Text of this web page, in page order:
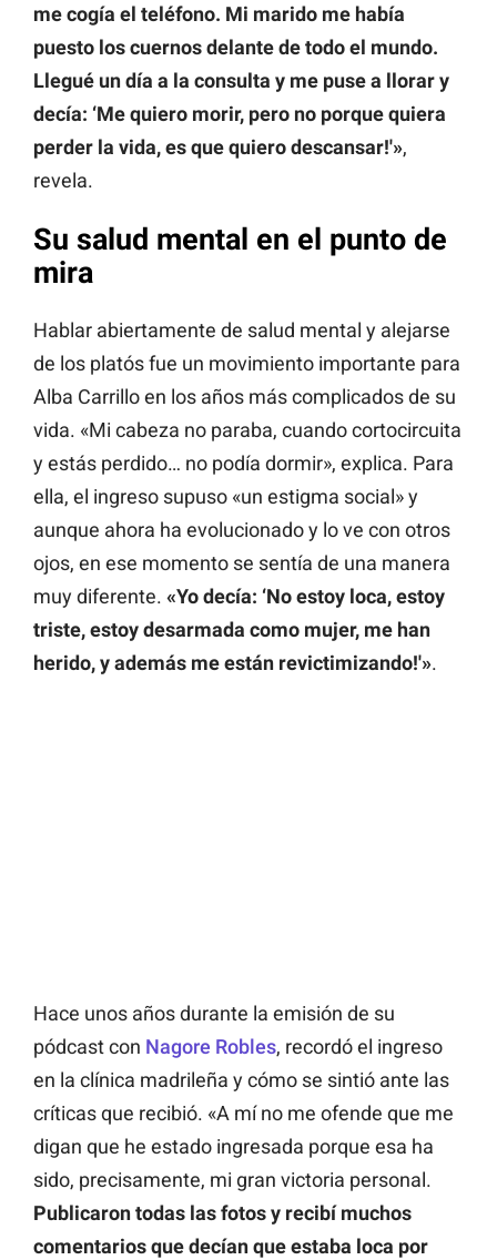
me cogía el teléfono. Mi marido me había
puesto los cuernos delante de todo el mundo.
Llegué un día a la consulta y me puse a llorar y
decía: ‘Me quiero morir, pero no porque quiera
perder la vida, es que quiero descansar!'»,
revela.
Su salud mental en el punto de
mira
Hablar abiertamente de salud mental y alejarse
de los platós fue un movimiento importante para
Alba Carrillo en los años más complicados de su
vida. «Mi cabeza no paraba, cuando cortocircuita
y estás perdido… no podía dormir», explica. Para
ella, el ingreso supuso «un estigma social» y
aunque ahora ha evolucionado y lo ve con otros
ojos, en ese momento se sentía de una manera
muy diferente. «Yo decía: ‘No estoy loca, estoy
triste, estoy desarmada como mujer, me han
herido, y además me están revictimizando!'».
Hace unos años durante la emisión de su
pódcast con Nagore Robles, recordó el ingreso
en la clínica madrileña y cómo se sintió ante las
críticas que recibió. «A mí no me ofende que me
digan que he estado ingresada porque esa ha
sido, precisamente, mi gran victoria personal.
Publicaron todas las fotos y recibí muchos
comentarios que decían que estaba loca por